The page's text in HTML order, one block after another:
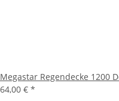
Megastar Regendecke 1200
64,00 € *